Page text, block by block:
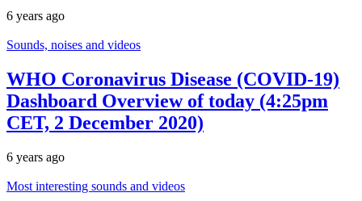
6 years ago
Sounds, noises and videos
WHO Coronavirus Disease (COVID-19)
Dashboard Overview of today (4:25pm
CET, 2 December 2020)
6 years ago
Most interesting sounds and videos